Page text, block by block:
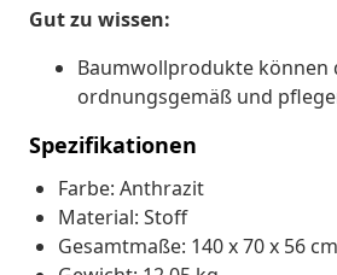
Gut zu wissen:
Baumwollprodukte können
ordnungsgemäß und
Spezifikationen
Farbe: Anthrazit
Material: Stoff
Gesamtmaße: 140 x 70 x 56